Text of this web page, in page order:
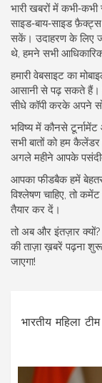
भारी खबरों में
साइड‑बाय‑साइड
सकें। उदाहरण के लिए
थे, हमने सभी
हमारी वेबसाइट का
आसानी से पढ़ सकते हैं।
सीधे कॉपी करके अपने
भविष्य में कौनसे
सभी बातों को हम
अगले महीने आपके
आपका फीडबैक हमें बेहतर
विश्लेषण चाहिए, तो
तैयार कर दें।
तो अब और इंतज़ार
की ताज़ा ख़बरें पढ़ना
जाएगा!
भारतीय महिला